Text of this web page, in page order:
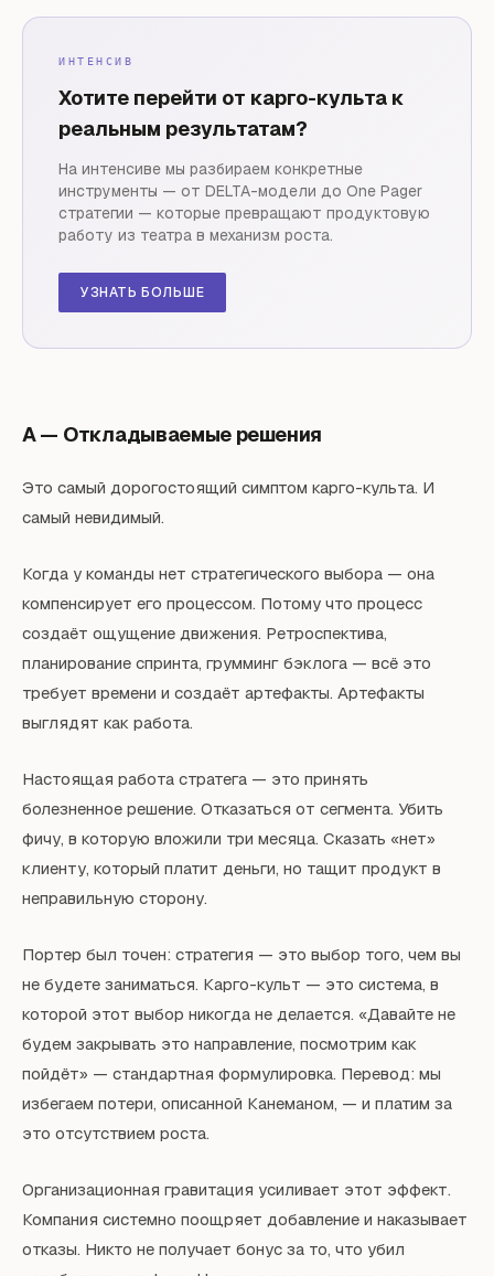
ИНТЕНСИВ
Хотите перейти от карго-культа к
реальным результатам?
На интенсиве мы разбираем конкретные
инструменты — от DELTA-модели до One Pager
стратегии — которые превращают продуктовую
работу из театра в механизм роста.
УЗНАТЬ БОЛЬШЕ
A — Откладываемые решения
Это самый дорогостоящий симптом карго-культа. И
самый невидимый.
Когда у команды нет стратегического выбора — она
компенсирует его процессом. Потому что процесс
создаёт ощущение движения. Ретроспектива,
планирование спринта, грумминг бэклога — всё это
требует времени и создаёт артефакты. Артефакты
выглядят как работа.
Настоящая работа стратега — это принять
болезненное решение. Отказаться от сегмента. Убить
фичу, в которую вложили три месяца. Сказать «нет»
клиенту, который платит деньги, но тащит продукт в
неправильную сторону.
Портер был точен: стратегия — это выбор того, чем вы
не будете заниматься. Карго-культ — это система, в
которой этот выбор никогда не делается. «Давайте не
будем закрывать это направление, посмотрим как
пойдёт» — стандартная формулировка. Перевод: мы
избегаем потери, описанной Канеманом, — и платим за
это отсутствием роста.
Организационная гравитация усиливает этот эффект.
Компания системно поощряет добавление и наказывает
отказы. Никто не получает бонус за то, что убил